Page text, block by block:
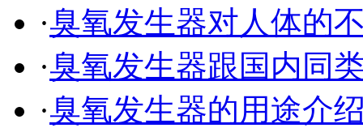
·臭氧发生器对人体的
·臭氧发生器跟国内同
·臭氧发生器的用途介